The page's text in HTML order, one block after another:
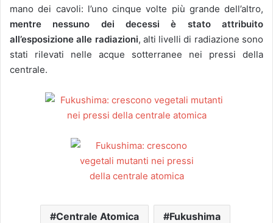
mano dei cavoli: l’uno cinque volte più grande dell’altro,
mentre nessuno dei decessi è stato attribuito
all’esposizione alle radiazioni, alti livelli di radiazione sono
stati rilevati nelle acque sotterranee nei pressi della
centrale.
Centrale Atomica Fukushima